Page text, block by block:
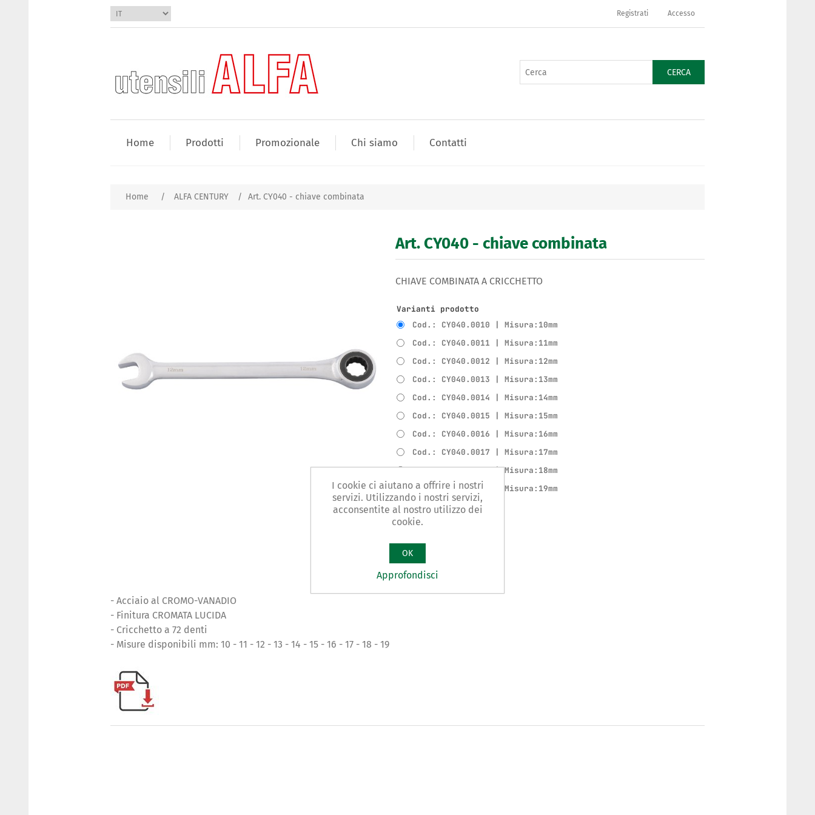
Registrati Accesso
CERCA
Home Prodotti Promozionale Chi siamo Contatti
Home / ALFA CENTURY / Art. CY040 - chiave combinata
Art. CY040 - chiave combinata
CHIAVE COMBINATA A CRICCHETTO
Varianti prodotto
Cod.: CY040.0010 | Misura:10mm
Cod.: CY040.0011 | Misura:11mm
Cod.: CY040.0012 | Misura:12mm
Cod.: CY040.0013 | Misura:13mm
Cod.: CY040.0014 | Misura:14mm
Cod.: CY040.0015 | Misura:15mm
Cod.: CY040.0016 | Misura:16mm
Cod.: CY040.0017 | Misura:17mm
Cod.: CY040.0018 | Misura:18mm
Cod.: CY040.0019 | Misura:19mm
- Acciaio al CROMO-VANADIO
- Finitura CROMATA LUCIDA
- Cricchetto a 72 denti
- Misure disponibili mm: 10 - 11 - 12 - 13 - 14 - 15 - 16 - 17 - 18 - 19
I cookie ci aiutano a offrire i nostri
servizi. Utilizzando i nostri servizi,
acconsentite al nostro utilizzo dei
cookie.
OK
Approfondisci